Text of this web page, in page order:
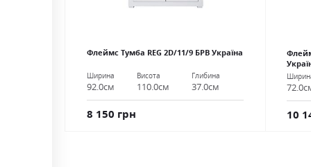
Флеймс Тумба REG 2D/11/9 БРВ Україна
Ширина
92.0см
Висота
110.0см
Глибина
37.0см
8 150 грн 10